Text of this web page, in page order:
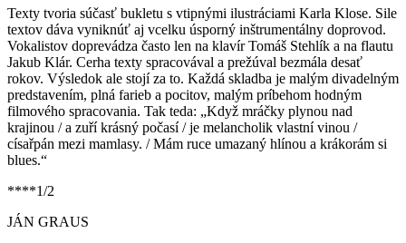
Texty tvoria súčasť bukletu s vtipnými ilustráciami Karla Klose. Sile
textov dáva vyniknúť aj vcelku úsporný inštrumentálny doprovod.
Vokalistov doprevádza často len na klavír Tomáš Stehlík a na flautu
Jakub Klár. Cerha texty spracovával a prežúval bezmála desať
rokov. Výsledok ale stojí za to. Každá skladba je malým divadelným
predstavením, plná farieb a pocitov, malým príbehom hodným
filmového spracovania. Tak teda: „Když mráčky plynou nad
krajinou / a zuří krásný počasí / je melancholik vlastní vinou /
císařpán mezi mamlasy. / Mám ruce umazaný hlínou a krákorám si
blues.“
****1/2
JÁN GRAUS